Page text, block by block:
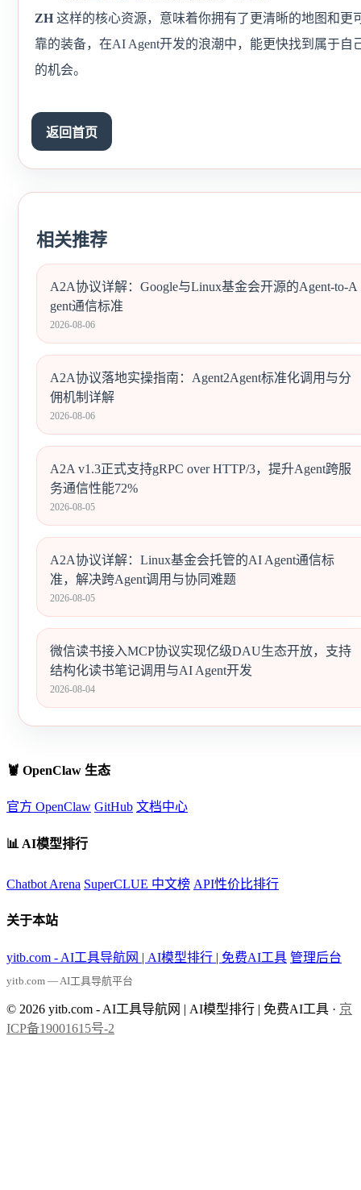
ZH 这样的核心资源，意味着你拥有了更清晰的地图和更
靠的装备，在AI Agent开发的浪潮中，能更快找到属于自
的机会。
返回首页
相关推荐
A2A协议详解：Google与Linux基金会开源的Agent-to-A
gent通信标准
2026-08-06
A2A协议落地实操指南：Agent2Agent标准化调用与分
佣机制详解
2026-08-06
A2A v1.3正式支持gRPC over HTTP/3，提升Agent跨服
务通信性能72%
2026-08-05
A2A协议详解：Linux基金会托管的AI Agent通信标
准，解决跨Agent调用与协同难题
2026-08-05
微信读书接入MCP协议实现亿级DAU生态开放，支持
结构化读书笔记调用与AI Agent开发
2026-08-04
🦞 OpenClaw 生态
官方 OpenClaw GitHub 文档中心
📊 AI模型排行
Chatbot Arena SuperCLUE 中文榜 API性价比排行
关于本站
yitb.com - AI工具导航网 | AI模型排行 | 免费AI工具 管理后台
yitb.com — AI工具导航平台
© 2026 yitb.com - AI工具导航网 | AI模型排行 | 免费AI工具 · 京
ICP备19001615号-2